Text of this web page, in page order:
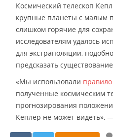
Космический телескоп
крупные планеты с малым
слишком горячие для
исследователям удалось
для экстраполяции,
предсказать
«Мы использовали
полученные космическим
прогнозирования
Кеплер не может видеть»,